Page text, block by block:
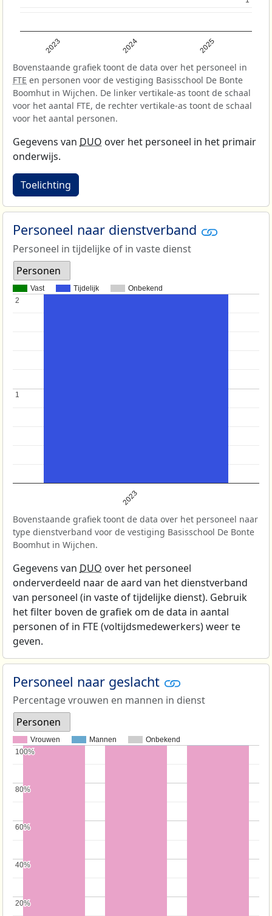
2023 2024 2025
Bovenstaande grafiek toont de data over het personeel in
FTE en personen voor de vestiging Basisschool De Bonte
Boomhut in Wijchen. De linker vertikale-as toont de schaal
voor het aantal FTE, de rechter vertikale-as toont de schaal
voor het aantal personen.
Gegevens van DUO over het personeel in het primair
onderwijs.
Toelichting
Personeel naar dienstverband
Personeel in tijdelijke of in vaste dienst
Personen
Vast Tijdelijk Onbekend
2023
11
2
2
Bovenstaande grafiek toont de data over het personeel naar
type dienstverband voor de vestiging Basisschool De Bonte
Boomhut in Wijchen.
Gegevens van DUO over het personeel
onderverdeeld naar de aard van het dienstverband
van personeel (in vaste of tijdelijke dienst). Gebruik
het filter boven de grafiek om de data in aantal
personen of in FTE (voltijdsmedewerkers) weer te
geven.
Personeel naar geslacht
Percentage vrouwen en mannen in dienst
Personen
Vrouwen Mannen Onbekend
20%
20%
40%
40%
60%
60%
80%
80%
100%
100%